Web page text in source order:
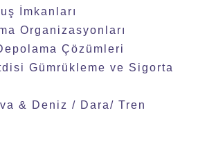
İmkanları
Organizasyonları
Çözümleri
Gümrükleme ve Sigorta
& Deniz / Dara/ Tren